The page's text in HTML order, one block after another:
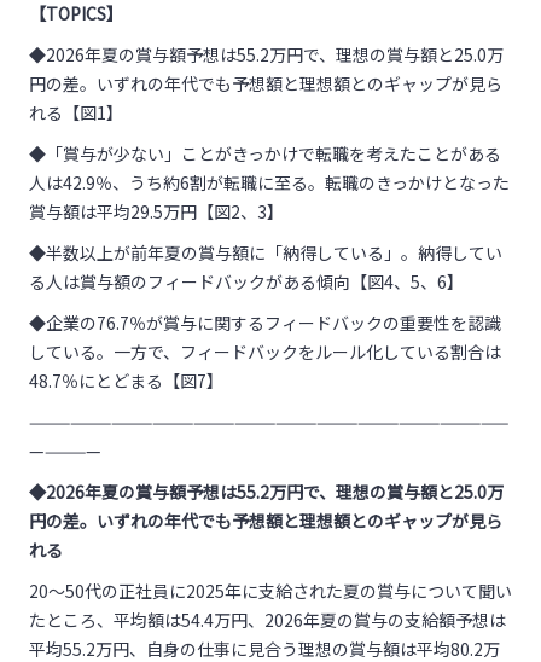
【TOPICS】
◆2026年夏の賞与額予想は55.2万円で、理想の賞与額と25.0万
円の差。いずれの年代でも予想額と理想額とのギャップが見ら
れる【図1】
◆「賞与が少ない」ことがきっかけで転職を考えたことがある
人は42.9％、うち約6割が転職に至る。転職のきっかけとなった
賞与額は平均29.5万円【図2、3】
◆半数以上が前年夏の賞与額に「納得している」。納得してい
る人は賞与額のフィードバックがある傾向【図4、5、6】
◆企業の76.7％が賞与に関するフィードバックの重要性を認識
している。一方で、フィードバックをルール化している割合は
48.7％にとどまる【図7】
———————————————————————————————————
—————
◆2026年夏の賞与額予想は55.2万円で、理想の賞与額と25.0万
円の差。いずれの年代でも予想額と理想額とのギャップが見ら
れる
20～50代の正社員に2025年に支給された夏の賞与について聞い
たところ、平均額は54.4万円、2026年夏の賞与の支給額予想は
平均55.2万円、自身の仕事に見合う理想の賞与額は平均80.2万